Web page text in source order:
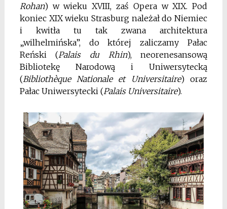
Rohan) w wieku XVIII, zaś Opera w XIX. Pod
koniec XIX wieku Strasburg należał do Niemiec
i kwitła tu tak zwana architektura
„wilhelmińska”, do której zaliczamy Pałac
Reński (Palais du Rhin), neorenesansową
Bibliotekę Narodową i Uniwersytecką
(Bibliothèque Nationale et Universitaire) oraz
Pałac Uniwersytecki (Palais Universitaire).